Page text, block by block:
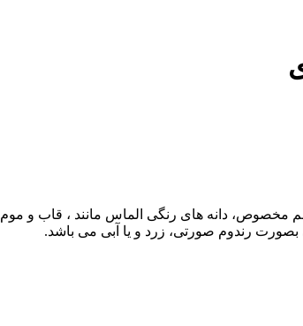
مخصوص، دانه های رنگی الماس مانند ، قاب و
رندوم صورتی، زرد و یا آبی می باشد.